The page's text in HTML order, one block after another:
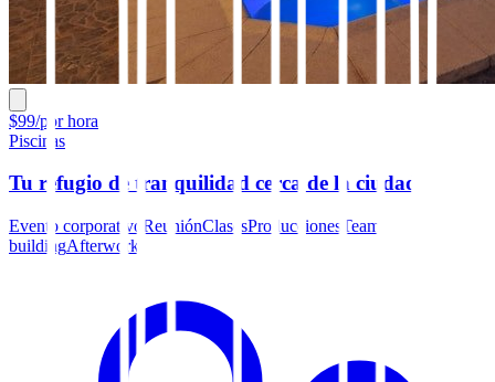
$99/por hora
Piscinas
Tu refugio de tranquilidad cerca de la ciudad
Evento corporativo ReuniónClasesProducciones Team
buildingAfterwork